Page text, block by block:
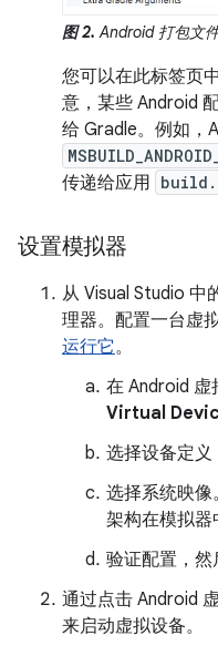
图 2. Android 打包文
您可以在此标签页
意，某些 Android
给 Gradle。例如，
传递给应用
设置模拟器
从 Visual Studio 中
理器。配置一台虚
运行它。
在 Android
Virtual
选择设备定义
选择系统映
架构在模拟器
验证配置，然
通过点击 Android
来启动虚拟设备。